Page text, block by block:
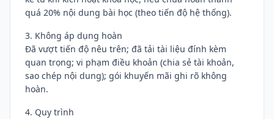
quá 20% nội dung bài học (theo tiến độ hệ thống).
3. Không áp dụng hoàn
Đã vượt tiến độ nêu trên; đã tải tài liệu đính kèm
quan trọng; vi phạm điều khoản (chia sẻ tài khoản,
sao chép nội dung); gói khuyến mãi ghi rõ không
hoàn.
4. Quy trình